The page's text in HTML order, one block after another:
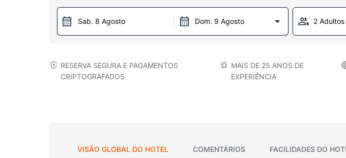
Sab. 8 Agosto Dom. 9 Agosto 2 Adultos
RESERVA SEGURA E PAGAMENTOS
CRIPTOGRAFADOS
MAIS DE 25 ANOS DE
EXPERIÊNCIA
VISÃO GLOBAL DO HOTEL COMENTÁRIOS FACILIDADES DO